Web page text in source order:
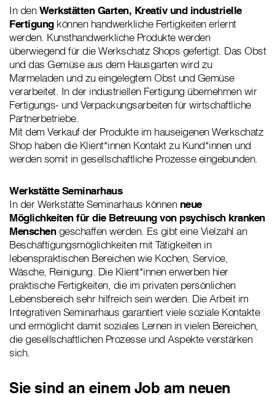
In denWerkstätten Garten, Kreativ und industrielle
Fertigungkönnen handwerkliche Fertigkeiten erlernt
werden. Kunsthandwerkliche Produkte werden
überwiegend für die Werkschatz Shops gefertigt. Das Obst
und das Gemüse aus dem Hausgarten wird zu
Marmeladen und zu eingelegtem Obst und Gemüse
verarbeitet. In der industriellen Fertigung übernehmen wir
Fertigungs- und Verpackungsarbeiten für wirtschaftliche
Partnerbetriebe.
Mit dem Verkauf der Produkte im hauseigenen Werkschatz
Shop haben die Klient*innen Kontakt zu Kund*innen und
werden somit in gesellschaftliche Prozesse eingebunden.
Werkstätte Seminarhaus
In der Werkstätte Seminarhaus können neue
Möglichkeiten für die Betreuung von psychisch kranken
Menschengeschaffen werden. Es gibt eine Vielzahl an
Beschäftigungsmöglichkeiten mit Tätigkeiten in
lebenspraktischen Bereichen wie Kochen, Service,
Wäsche, Reinigung. Die Klient*innen erwerben hier
praktische Fertigkeiten, die im privaten persönlichen
Lebensbereich sehr hilfreich sein werden. Die Arbeit im
Integrativen Seminarhaus garantiert viele soziale Kontakte
und ermöglicht damit soziales Lernen in vielen Bereichen,
die gesellschaftlichen Prozesse und Aspekte verstärken
sich.
Sie sind an einem Job am neuen